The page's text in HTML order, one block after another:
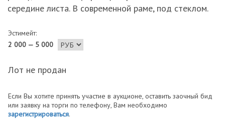
середине листа. В современной раме, под стеклом.
Эстимейт:
2 000 — 5 000
Лот не продан
Если Вы хотите принять участие в аукционе, оставить заочный бид
или заявку на торги по телефону, Вам необходимо
зарегистрироваться.